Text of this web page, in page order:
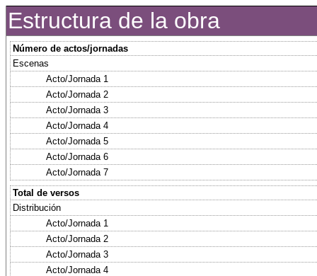
Estructura de la obra
Número de actos/jornadas
Escenas
Acto/Jornada 1
Acto/Jornada 2
Acto/Jornada 3
Acto/Jornada 4
Acto/Jornada 5
Acto/Jornada 6
Acto/Jornada 7
Total de versos
Distribución
Acto/Jornada 1
Acto/Jornada 2
Acto/Jornada 3
Acto/Jornada 4